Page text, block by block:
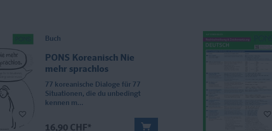
Buch
PONS Koreanisch Nie
mehr sprachlos
77 koreanische Dialoge für 77
Situationen, die du unbedingt
kennen m...
16,90 CHF*